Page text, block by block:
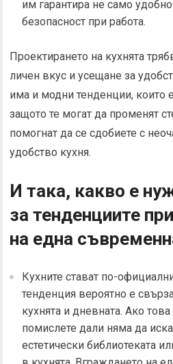
им гарантира не само
безопасност при работа.
Проектирането на кухнята
личен вкус и усещане за
има и модни тенденции, които
защото те могат да променят
помогнат да се сдобиете с
удобство кухня.
И така, какво е
за тенденциите
на една
Кухните стават по-
тенденция вероятно е
кухнята и дневната. Ако
помислете дали няма да
естетически библиотеката